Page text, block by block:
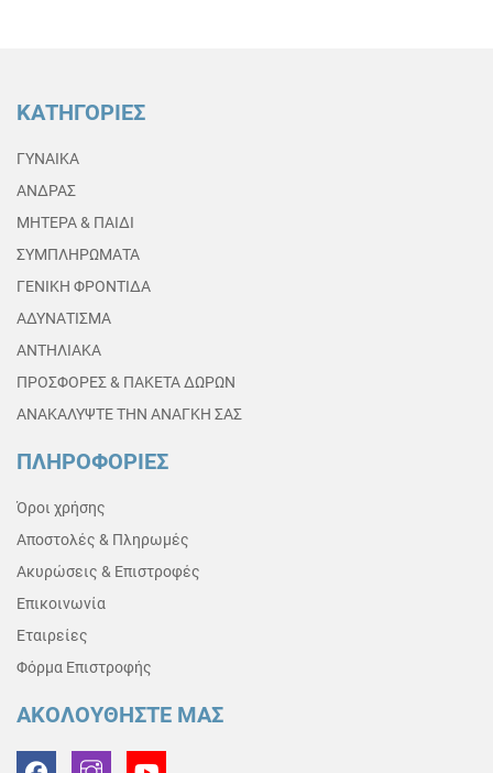
ΚΑΤΗΓΟΡΙΕΣ
ΓΥΝΑΙΚΑ
ΑΝΔΡΑΣ
ΜΗΤΕΡΑ & ΠΑΙΔΙ
ΣΥΜΠΛΗΡΩΜΑΤΑ
ΓΕΝΙΚΗ ΦΡΟΝΤΙΔΑ
ΑΔΥΝΑΤΙΣΜΑ
ΑΝΤΗΛΙΑΚΑ
ΠΡΟΣΦΟΡΕΣ & ΠΑΚΕΤΑ ΔΩΡΩΝ
ΑΝΑΚΑΛΥΨΤΕ ΤΗΝ ΑΝΑΓΚΗ ΣΑΣ
ΠΛΗΡΟΦΟΡΙΕΣ
Όροι χρήσης
Αποστολές & Πληρωμές
Ακυρώσεις & Επιστροφές
Επικοινωνία
Εταιρείες
Φόρμα Επιστροφής
ΑΚΟΛΟΥΘΗΣΤΕ ΜΑΣ